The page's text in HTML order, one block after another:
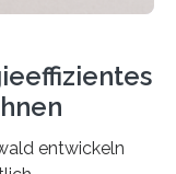
entwickeln